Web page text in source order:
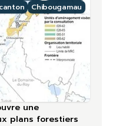
Chibougamau
une
plans forestiers